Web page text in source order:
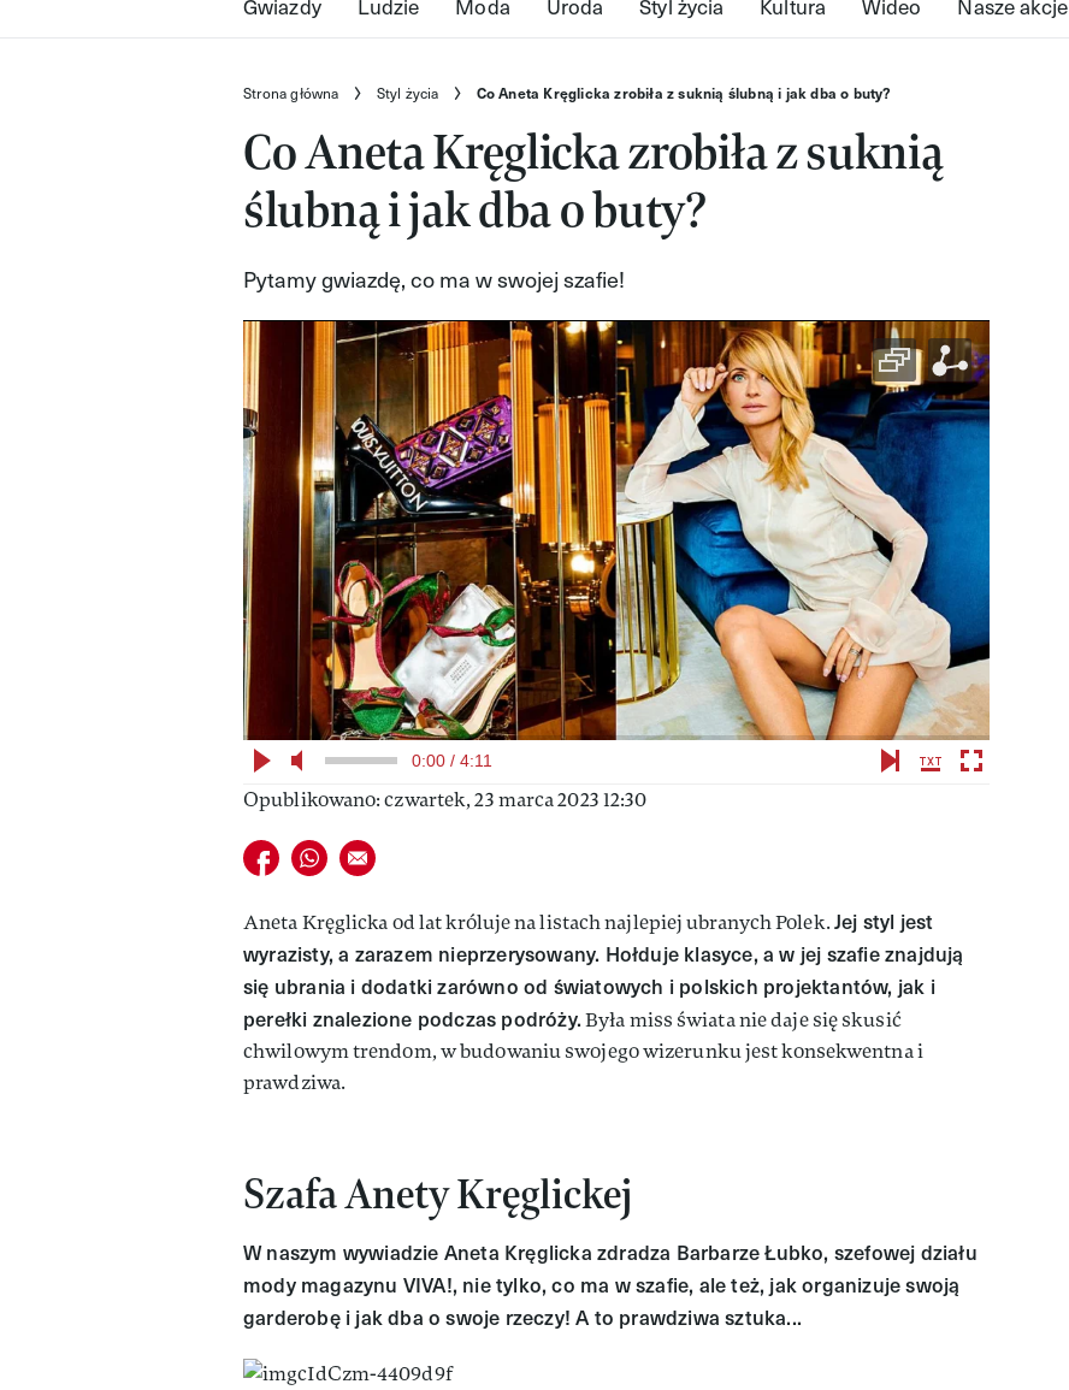
Strona główna Styl życia Co Aneta Kręglicka zrobiła z suknią ślubną i jak dba o buty?
Co Aneta Kręglicka zrobiła z suknią
ślubną i jak dba o buty?
Pytamy gwiazdę, co ma w swojej szafie!
0:00 / 4:11
Opublikowano: czwartek, 23 marca 2023 12:30
Udostępnij na facebook
Udostępnij na whatsapp
E-mail do przyjaciela
Aneta Kręglicka od lat króluje na listach najlepiej ubranych Polek.Jej styl jest
wyrazisty, a zarazem nieprzerysowany. Hołduje klasyce, a w jej szafie znajdują
się ubrania i dodatki zarówno od światowych i polskich projektantów, jak i
perełki znalezione podczas podróży.Była miss świata nie daje się skusić
chwilowym trendom, w budowaniu swojego wizerunku jest konsekwentna i
prawdziwa.
Szafa Anety Kręglickej
W naszym wywiadzie Aneta Kręglicka zdradza Barbarze Łubko, szefowej działu
mody magazynu VIVA!, nie tylko, co ma w szafie, ale też, jak organizuje swoją
garderobę i jak dba o swoje rzeczy! A to prawdziwa sztuka...